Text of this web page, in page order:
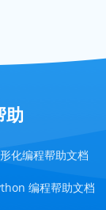
助
化编程帮助文档
编程帮助文档